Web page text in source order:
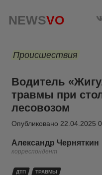
NEWSVO
Происшествия
Водитель
травмы при
лесовозом
Опубликовано 22.04.2025
Александр Черняткин
корреспондент
ДТП ТРАВМЫ